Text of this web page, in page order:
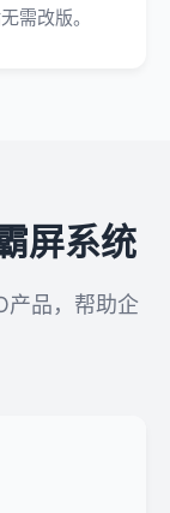
需改版。
屏系统
产品，帮助企